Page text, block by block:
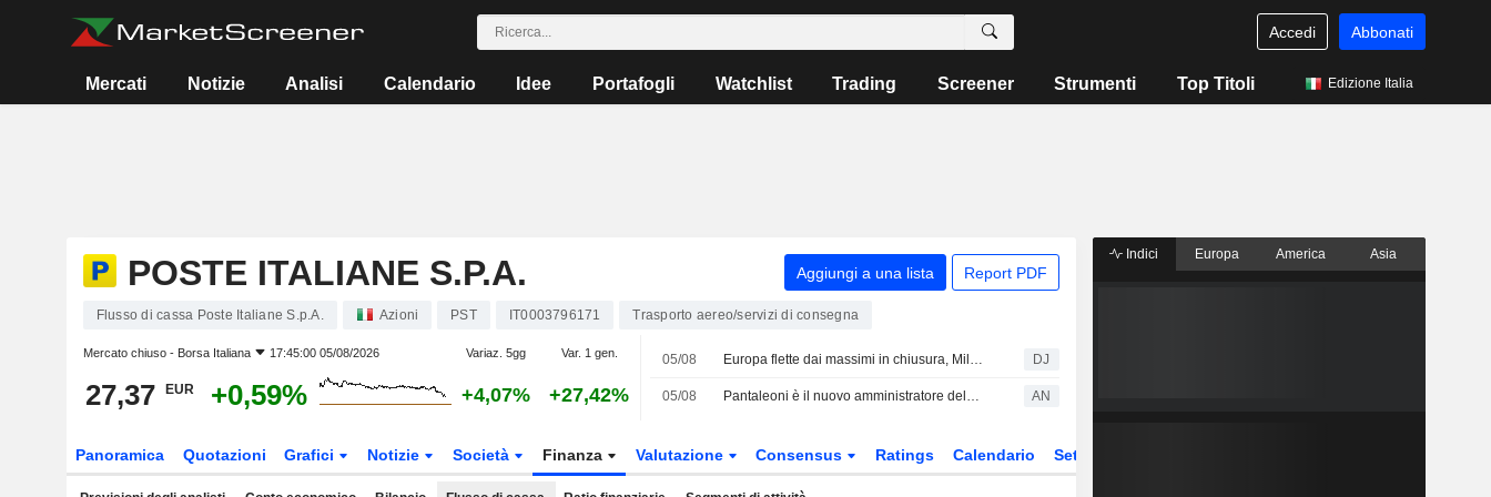
Accedi Abbonati
Mercati Notizie Analisi Calendario Idee Portafogli Watchlist Trading Screener Strumenti Top Titoli Edizione Italia
POSTE ITALIANE S.P.A. Aggiungi a una lista Report PDF
Flusso di cassa Poste Italiane S.p.A. Azioni PST IT0003796171 Trasporto aereo/servizi di consegna
Mercato chiuso - Borsa Italiana 17:45:00 05/08/2026 Variaz. 5gg Var. 1 gen.
27,37 EUR +0,59% +4,07% +27,42%
05/08 Europa flette dai massimi in chiusura, Milano chiude a -0,1% -2- DJ
05/08 Pantaleoni è il nuovo amministratore delegato di PagoPA AN
Panoramica Quotazioni Grafici Notizie Società Finanza Valutazione Consensus Ratings Calendario Settore
Indici Europa America Asia